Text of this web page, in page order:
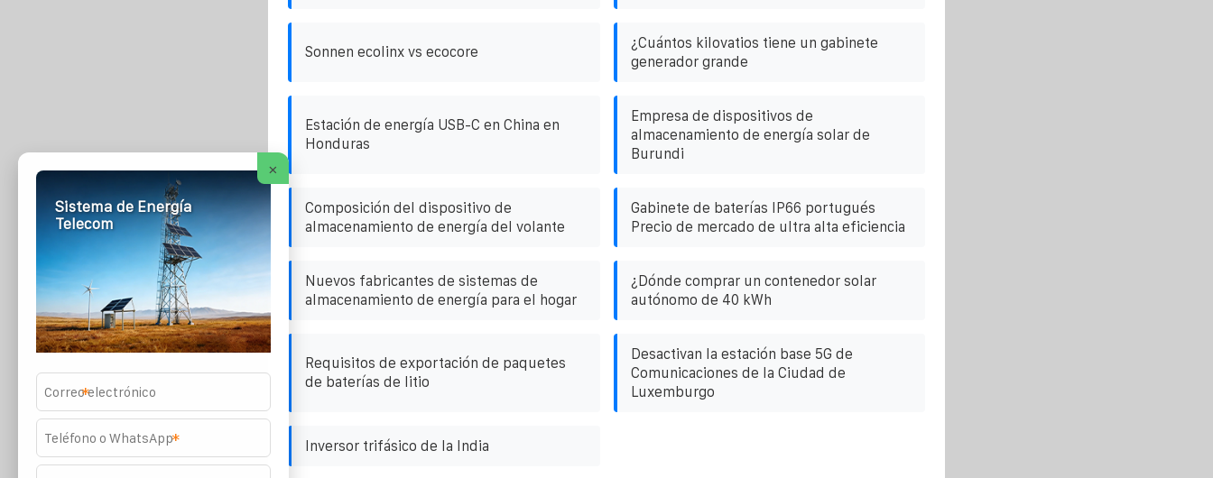
Sonnen ecolinx vs ecocore
¿Cuántos kilovatios tiene un gabinete
generador grande
Estación de energía USB-C en China en
Honduras
Empresa de dispositivos de
almacenamiento de energía solar de
Burundi
Composición del dispositivo de
almacenamiento de energía del volante
Gabinete de baterías IP66 portugués
Precio de mercado de ultra alta eficiencia
Nuevos fabricantes de sistemas de
almacenamiento de energía para el hogar
¿Dónde comprar un contenedor solar
autónomo de 40 kWh
Requisitos de exportación de paquetes
de baterías de litio
Desactivan la estación base 5G de
Comunicaciones de la Ciudad de
Luxemburgo
Inversor trifásico de la India
×
Sistema de Energía
Telecom
*
*